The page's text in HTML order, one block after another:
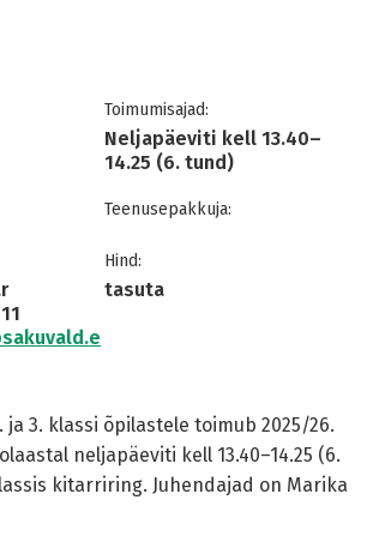
Toimumisajad:
Neljapäeviti kell 13.40–
14.25 (6. tund)
Teenusepakkuja:
Hind:
tasuta
ja 3. klassi õpilastele toimub 2025/26.
neljapäeviti kell 13.40–14.25 (6.
kitarriring. Juhendajad on Marika